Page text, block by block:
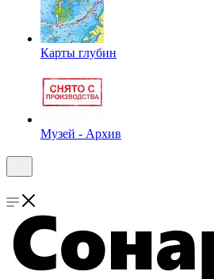
Карты глубин
Музей - Архив